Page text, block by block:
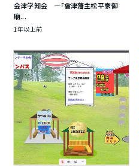
会津学知会 ―「會津藩主松平家御
廟...
1年以上前